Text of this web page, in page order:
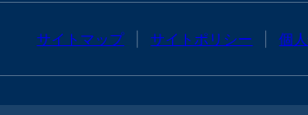
サイトマップ サイトポリシー 個